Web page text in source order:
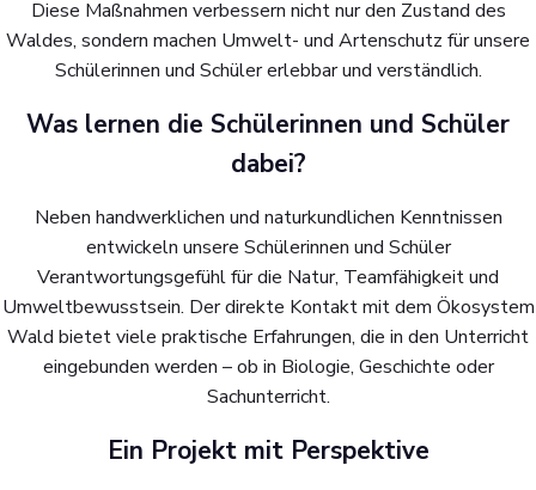
Diese Maßnahmen verbessern nicht nur den Zustand des
Waldes, sondern machen Umwelt- und Artenschutz für unsere
Schülerinnen und Schüler erlebbar und verständlich.
Was lernen die Schülerinnen und Schüler
dabei?
Neben handwerklichen und naturkundlichen Kenntnissen
entwickeln unsere Schülerinnen und Schüler
Verantwortungsgefühl für die Natur, Teamfähigkeit und
Umweltbewusstsein. Der direkte Kontakt mit dem Ökosystem
Wald bietet viele praktische Erfahrungen, die in den Unterricht
eingebunden werden – ob in Biologie, Geschichte oder
Sachunterricht.
Ein Projekt mit Perspektive